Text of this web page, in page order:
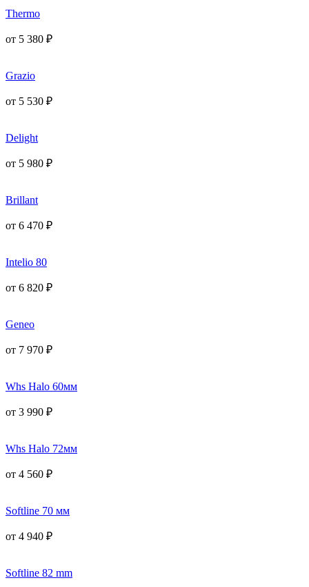
Thermo
от 5 380 ₽
Grazio
от 5 530 ₽
Delight
от 5 980 ₽
Brillant
от 6 470 ₽
Intelio 80
от 6 820 ₽
Geneo
от 7 970 ₽
Whs Halo 60мм
от 3 990 ₽
Whs Halo 72мм
от 4 560 ₽
Softline 70 мм
от 4 940 ₽
Softline 82 mm